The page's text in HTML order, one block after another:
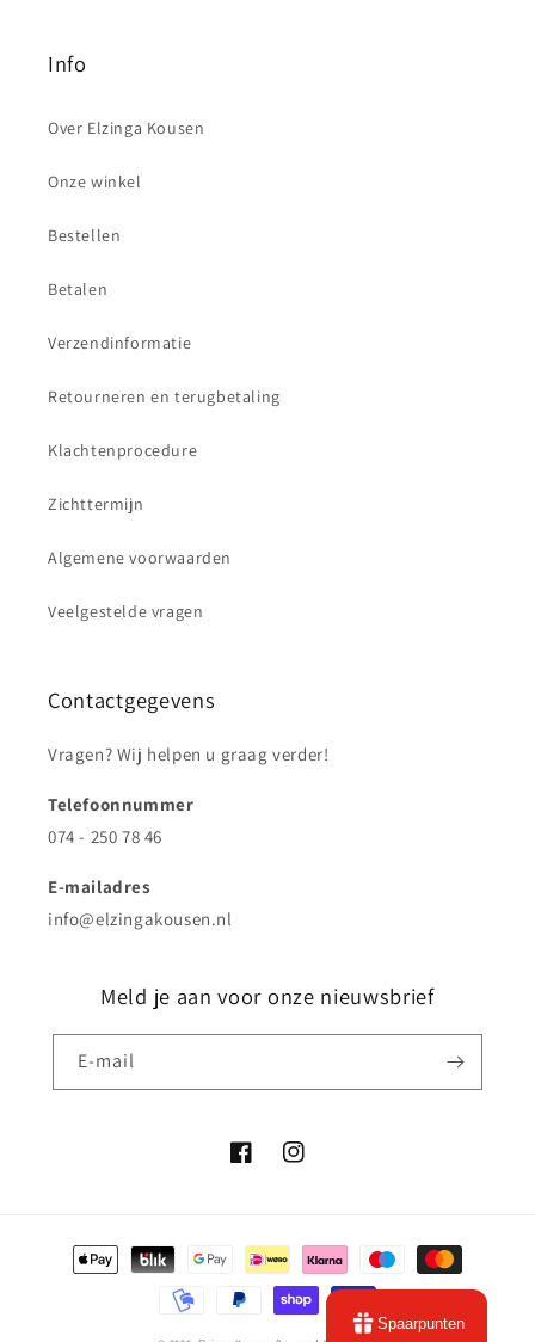
Info
Over Elzinga Kousen
Onze winkel
Bestellen
Betalen
Verzendinformatie
Retourneren en terugbetaling
Klachtenprocedure
Zichttermijn
Algemene voorwaarden
Veelgestelde vragen
Contactgegevens
Vragen? Wij helpen u graag verder!
Telefoonnummer
074 - 250 78 46
E-mailadres
info@elzingakousen.nl
Meld je aan voor onze nieuwsbrief
E‑mail
FacebookInstagram
Betaalmethoden
Spaarpunten